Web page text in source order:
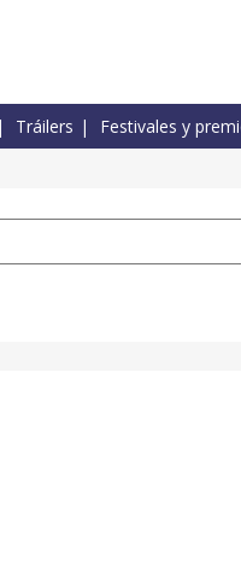
Tráilers Festivales y